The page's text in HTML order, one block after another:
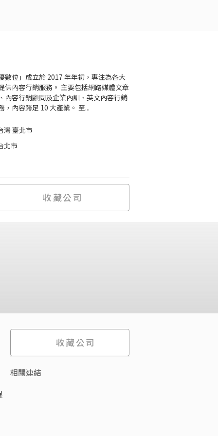
數位」成立於 2017 年年初，專注為各大
供內容行銷服務。 主要包括網路媒體文章
內容行銷顧問及企業內訓、英文內容行銷
，內容跨足 10 大產業。 至...
灣 臺北市
北市
收藏公司
收藏公司
相關連結